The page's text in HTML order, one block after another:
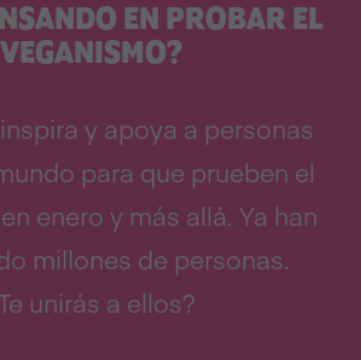
EN PROBAR EL
VEGANISMO?
y apoya a personas
para que prueben el
enero y más allá. Ya han
millones de personas.
unirás a ellos?